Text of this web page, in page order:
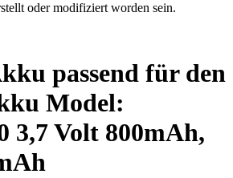
oder modifiziert worden sein.
passend für den
Model:
3,7 Volt 800mAh,